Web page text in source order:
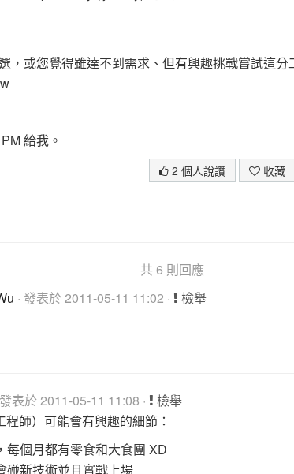
，或您覺得雖達不到需求、但有興趣挑戰嘗試這
給我。
2 個人說讚 收藏
共 6 則回應
· 發表於 2011-05-11 11:02 ·
檢舉
發表於 2011-05-11 11:08 ·
檢舉
師）可能會有興趣的細節：
每個月都有零食和大食團 XD
碰新技術並且實戰上場